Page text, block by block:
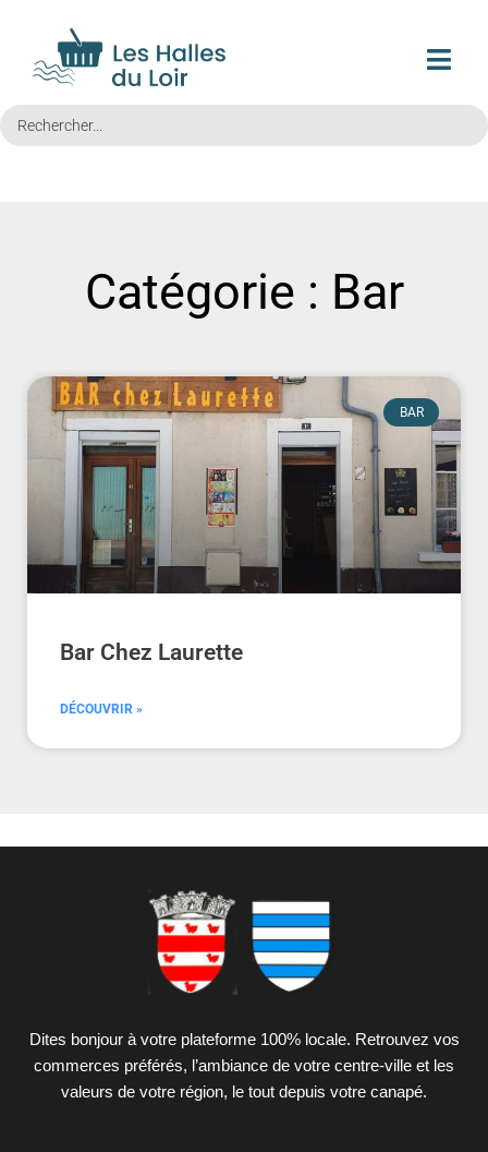
Catégorie : Bar
BAR
Bar Chez Laurette
DÉCOUVRIR »
Dites bonjour à votre plateforme 100% locale. Retrouvez vos
commerces préférés, l’ambiance de votre centre-ville et les
valeurs de votre région, le tout depuis votre canapé.